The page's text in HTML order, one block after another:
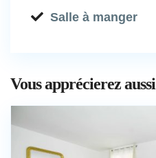
Salle à manger
Vous apprécierez aussi